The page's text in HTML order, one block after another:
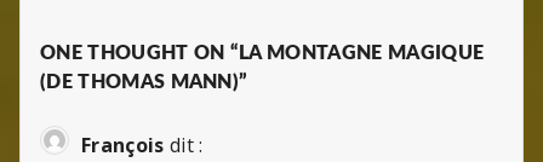
ONE THOUGHT ON “LA MONTAGNE MAGIQUE
(DE THOMAS MANN)”
François dit :